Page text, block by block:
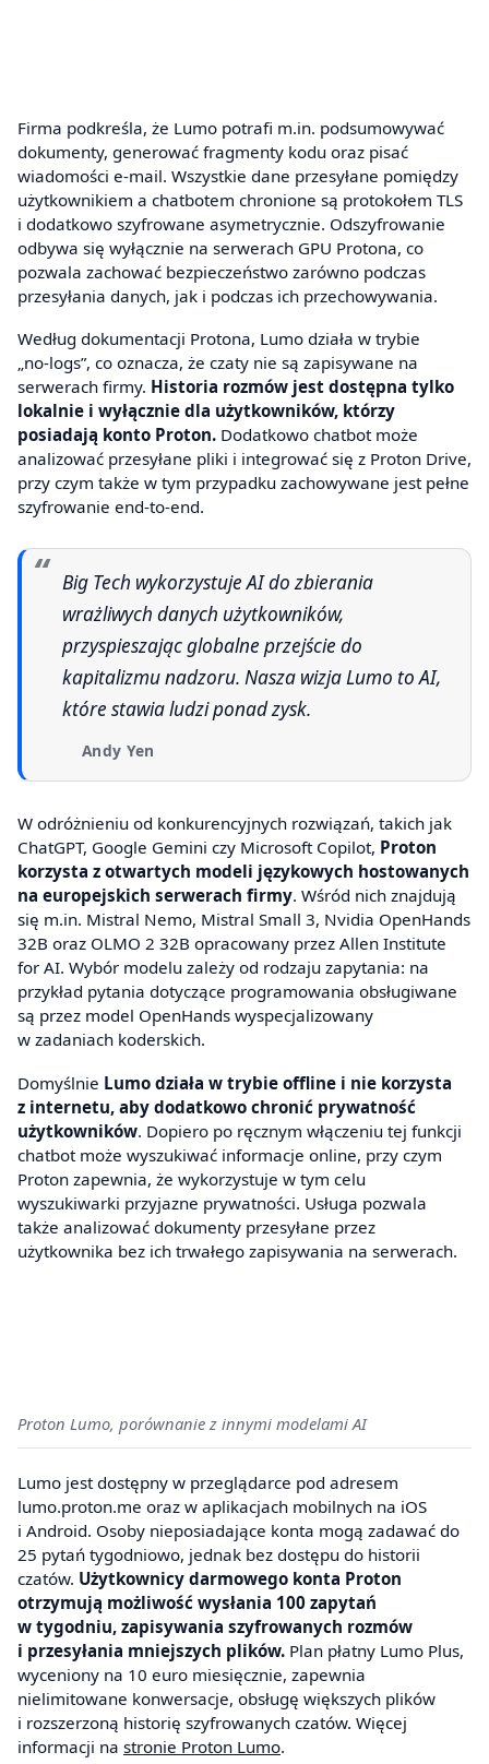
Firma podkreśla, że Lumo potrafi m.in. podsumowywać
dokumenty, generować fragmenty kodu oraz pisać
wiadomości e‑mail. Wszystkie dane przesyłane pomiędzy
użytkownikiem a chatbotem chronione są protokołem TLS
i dodatkowo szyfrowane asymetrycznie. Odszyfrowanie
odbywa się wyłącznie na serwerach GPU Protona, co
pozwala zachować bezpieczeństwo zarówno podczas
przesyłania danych, jak i podczas ich przechowywania.
Według dokumentacji Protona, Lumo działa w trybie
„no‑logs”, co oznacza, że czaty nie są zapisywane na
serwerach firmy. Historia rozmów jest dostępna tylko
lokalnie i wyłącznie dla użytkowników, którzy
posiadają konto Proton. Dodatkowo chatbot może
analizować przesyłane pliki i integrować się z Proton Drive,
przy czym także w tym przypadku zachowywane jest pełne
szyfrowanie end‑to‑end.
Big Tech wykorzystuje AI do zbierania
wrażliwych danych użytkowników,
przyspieszając globalne przejście do
kapitalizmu nadzoru. Nasza wizja Lumo to AI,
które stawia ludzi ponad zysk.
Andy Yen
W odróżnieniu od konkurencyjnych rozwiązań, takich jak
ChatGPT, Google Gemini czy Microsoft Copilot, Proton
korzysta z otwartych modeli językowych hostowanych
na europejskich serwerach firmy. Wśród nich znajdują
się m.in. Mistral Nemo, Mistral Small 3, Nvidia OpenHands
32B oraz OLMO 2 32B opracowany przez Allen Institute
for AI. Wybór modelu zależy od rodzaju zapytania: na
przykład pytania dotyczące programowania obsługiwane
są przez model OpenHands wyspecjalizowany
w zadaniach koderskich.
Domyślnie Lumo działa w trybie offline i nie korzysta
z internetu, aby dodatkowo chronić prywatność
użytkowników. Dopiero po ręcznym włączeniu tej funkcji
chatbot może wyszukiwać informacje online, przy czym
Proton zapewnia, że wykorzystuje w tym celu
wyszukiwarki przyjazne prywatności. Usługa pozwala
także analizować dokumenty przesyłane przez
użytkownika bez ich trwałego zapisywania na serwerach.
Proton Lumo, porównanie z innymi modelami AI
Lumo jest dostępny w przeglądarce pod adresem
lumo.proton.me oraz w aplikacjach mobilnych na iOS
i Android. Osoby nieposiadające konta mogą zadawać do
25 pytań tygodniowo, jednak bez dostępu do historii
czatów. Użytkownicy darmowego konta Proton
otrzymują możliwość wysłania 100 zapytań
w tygodniu, zapisywania szyfrowanych rozmów
i przesyłania mniejszych plików. Plan płatny Lumo Plus,
wyceniony na 10 euro miesięcznie, zapewnia
nielimitowane konwersacje, obsługę większych plików
i rozszerzoną historię szyfrowanych czatów. Więcej
informacji na stronie Proton Lumo.